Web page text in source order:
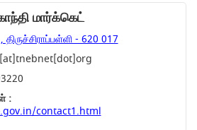
மார்க்கெட்
- 620 017
:
contact1.html